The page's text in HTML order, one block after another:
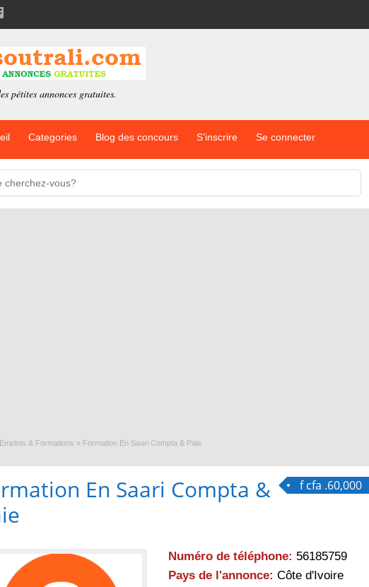
pétites annonces gratuites.
Categories Blog des concours S’inscrire Se connecter
Emplois & Formations » Formation En Saari Compta & Paie
f cfa .60,000
En Saari Compta &
Numéro de téléphone: 56185759
Pays de l'annonce: Côte d'Ivoire